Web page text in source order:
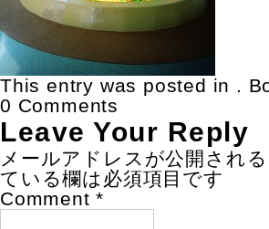
This entry was posted in .
0 Comments
Leave Your Reply
メールアドレスが公開され
ている欄は必須項目です
Comment *